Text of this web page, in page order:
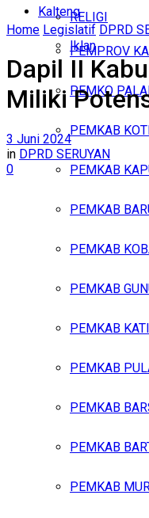
RELIGI
Iklan
Minggu, Agustus 9, 2026
Kalteng
PEMPROV
PEMKO
PEMKAB
PEMKAB
PEMKAB
PEMKAB
PEMKAB
PEMKAB
PEMKAB
PEMKAB
PEMKAB
PEMKAB
Home Legislatif DPRD
Dapil II
Miliki
3 Juni 2024
in DPRD SERUYAN
0